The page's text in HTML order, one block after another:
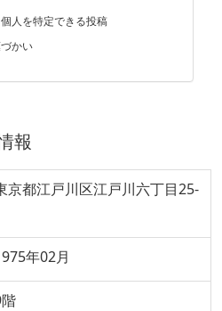
人を特定できる投稿
かい
報
京都江戸川区江戸川六丁目25-
年02月